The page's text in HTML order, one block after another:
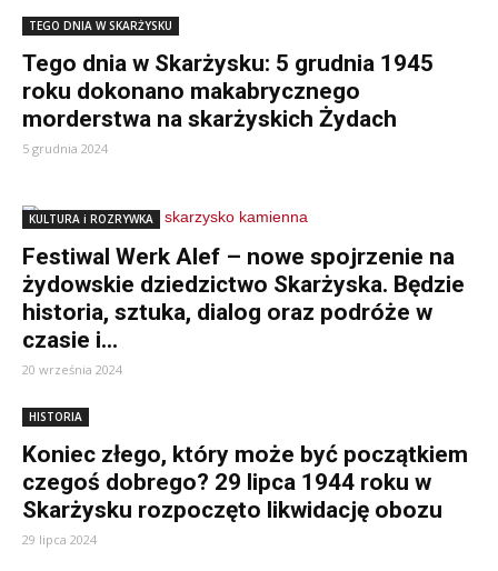
TEGO DNIA W SKARŻYSKU
Tego dnia w Skarżysku: 5 grudnia 1945
roku dokonano makabrycznego
morderstwa na skarżyskich Żydach
5 grudnia 2024
KULTURA i ROZRYWKA
Festiwal Werk Alef – nowe spojrzenie na
żydowskie dziedzictwo Skarżyska. Będzie
historia, sztuka, dialog oraz podróże w
czasie i...
20 września 2024
HISTORIA
Koniec złego, który może być początkiem
czegoś dobrego? 29 lipca 1944 roku w
Skarżysku rozpoczęto likwidację obozu
29 lipca 2024